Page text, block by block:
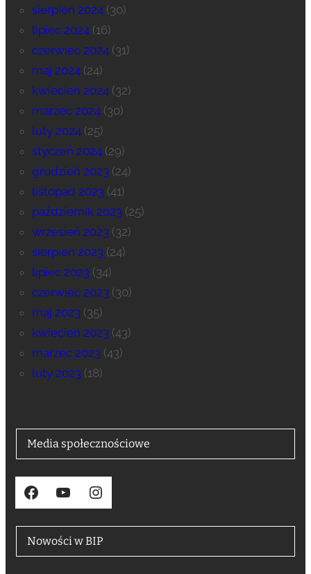
sierpień 2024(30)
lipiec 2024(16)
czerwiec 2024(31)
maj 2024(24)
kwiecień 2024(32)
marzec 2024(30)
luty 2024(25)
styczeń 2024(29)
grudzień 2023 (24)
listopad 2023 (41)
październik 2023 (25)
wrzesień 2023 (32)
sierpień 2023 (24)
lipiec 2023 (34)
czerwiec 2023 (30)
maj 2023 (35)
kwiecień 2023 (43)
marzec 2023 (43)
luty 2023 (18)
Media społecznościowe
Facebook YouTube Instagram
Nowości w BIP